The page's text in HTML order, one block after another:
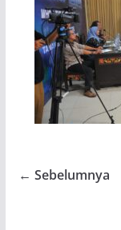
← Sebelumnya